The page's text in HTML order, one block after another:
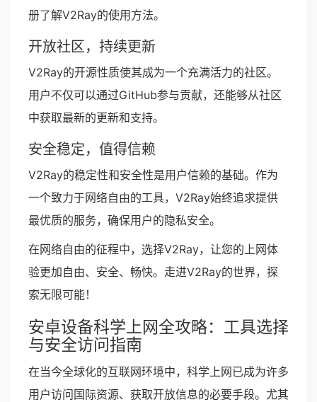
册了解V2Ray的使用方法。
开放社区，持续更新
V2Ray的开源性质使其成为一个充满活力的社区。
用户不仅可以通过GitHub参与贡献，还能够从社区
中获取最新的更新和支持。
安全稳定，值得信赖
V2Ray的稳定性和安全性是用户信赖的基础。作为
一个致力于网络自由的工具，V2Ray始终追求提供
最优质的服务，确保用户的隐私安全。
在网络自由的征程中，选择V2Ray，让您的上网体
验更加自由、安全、畅快。走进V2Ray的世界，探
索无限可能！
安卓设备科学上网全攻略：工具选择
与安全访问指南
在当今全球化的互联网环境中，科学上网已成为许多
用户访问国际资源、获取开放信息的必要手段。尤其